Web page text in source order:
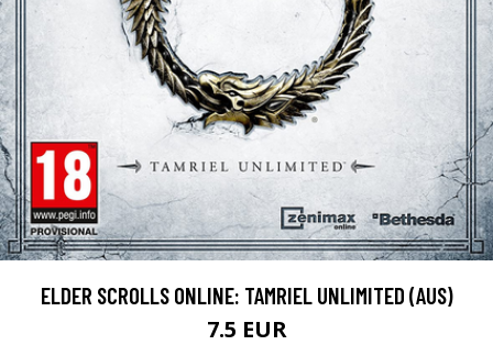
ELDER SCROLLS ONLINE: TAMRIEL UNLIMITED (AUS)
7.5 EUR